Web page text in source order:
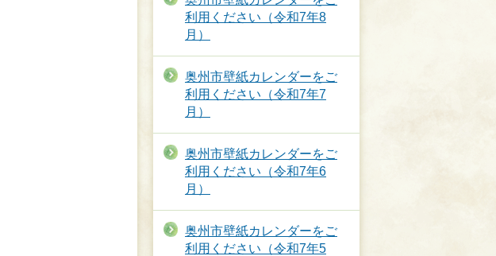
利用ください（令和7年8
月）
奥州市壁紙カレンダーをご
利用ください（令和7年7
月）
奥州市壁紙カレンダーをご
利用ください（令和7年6
月）
奥州市壁紙カレンダーをご
利用ください（令和7年5